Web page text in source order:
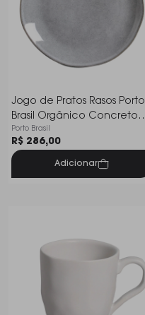
Jogo de Pratos Rasos Porto
Brasil Orgânico Concreto
27,5 Cm - 6 Peças
Porto Brasil
R$ 286,00
Adicionar